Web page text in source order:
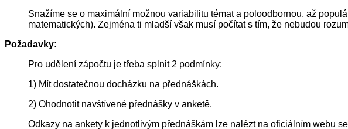
Snažíme se o maximální možnou variabilitu témat a poloodbornou, až
matematických). Zejména ti mladší však musí počítat s tím, že nebudou
Požadavky:
Pro udělení zápočtu je třeba splnit 2 podmínky:
1) Mít dostatečnou docházku na přednáškách.
2) Ohodnotit navštívené přednášky v anketě.
Odkazy na ankety k jednotlivým přednáškám lze nalézt na oficiálním webu